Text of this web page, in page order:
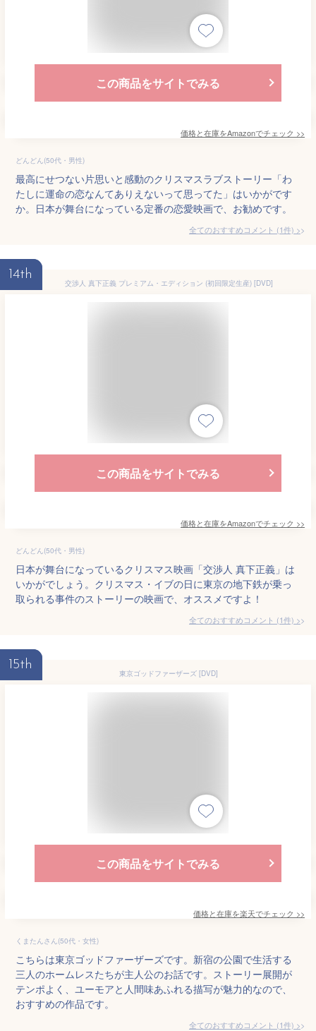
この商品をサイトでみる
価格と在庫をAmazonでチェック >>
どんどん(50代・男性)
最高にせつない片思いと感動のクリスマスラブストーリー「わ
たしに運命の恋なんてありえないって思ってた」はいかがです
か。日本が舞台になっている定番の恋愛映画で、お勧めです。
全てのおすすめコメント (1件) >
14th
交渉人 真下正義 プレミアム・エディション (初回限定生産) [DVD]
この商品をサイトでみる
価格と在庫をAmazonでチェック >>
どんどん(50代・男性)
日本が舞台になっているクリスマス映画「交渉人 真下正義」は
いかがでしょう。クリスマス・イブの日に東京の地下鉄が乗っ
取られる事件のストーリーの映画で、オススメですよ！
全てのおすすめコメント (1件) >
15th
東京ゴッドファーザーズ [DVD]
この商品をサイトでみる
価格と在庫を楽天でチェック >>
くまたんさん(50代・女性)
こちらは東京ゴッドファーザーズです。新宿の公園で生活する
三人のホームレスたちが主人公のお話です。ストーリー展開が
テンポよく、ユーモアと人間味あふれる描写が魅力的なので、
おすすめの作品です。
全てのおすすめコメント (1件) >